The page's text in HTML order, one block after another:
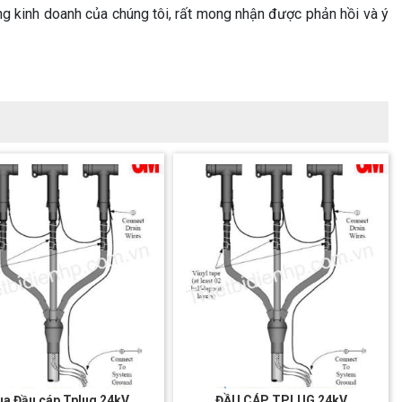
kinh doanh của chúng tôi, rất mong nhận được phản hồi và ý